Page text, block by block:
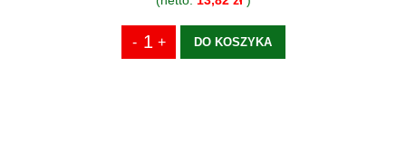
DO KOSZYKA